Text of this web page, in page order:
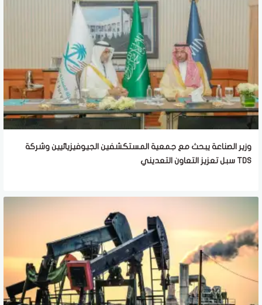
وزير الصناعة يبحث مع جمعية المستكشفين الجيوفيزيائيين وشركة
TDS سبل تعزيز التعاون التعديني